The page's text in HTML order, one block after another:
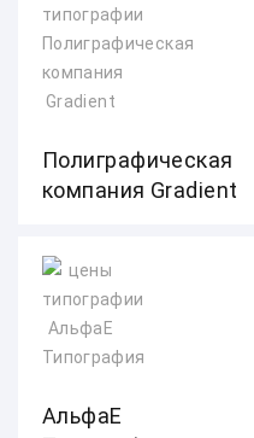
Полиграфическая
компания Gradient
АльфаЕ